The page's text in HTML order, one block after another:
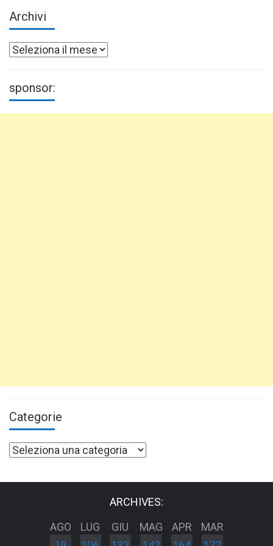
Archivi
Archivi
sponsor:
Categorie
Categorie
ARCHIVES:
AGO
LUG
GIU
MAG
APR
MAR